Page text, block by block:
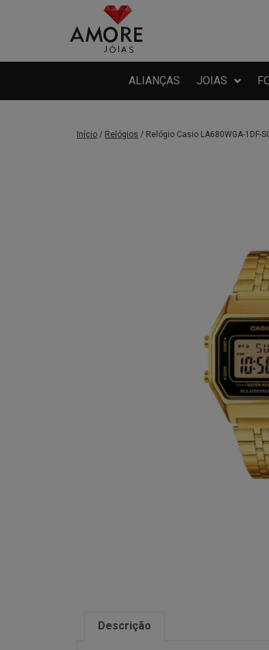
ALIANÇAS JOIAS
Início / Relógios / Relógio Casio LA680WGA-1DF-
Descrição